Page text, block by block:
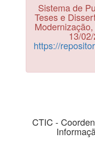
Sistema de
Teses e
13/
https://
CTIC -